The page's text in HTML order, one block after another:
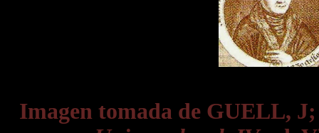
Imagen tomada de GUELL,